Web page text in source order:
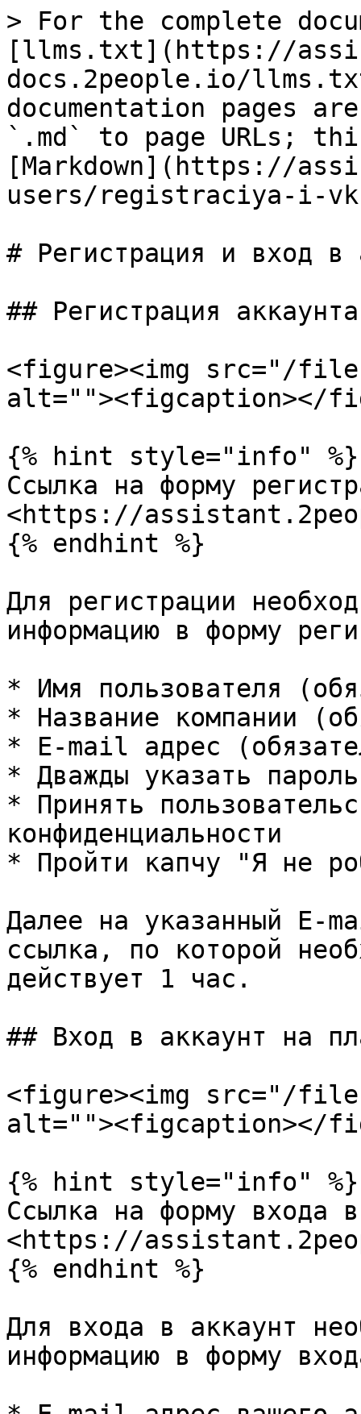
> For the complete
[llms.txt](https://
docs.2people.io/
documentation pages
`.md` to page URLs;
[Markdown](https://
users/registraciya-i-
# Регистрация и вход в
## Регистрация
<figure><img src="/files/
alt=""><figcaption></
{% hint style="info" %}
Ссылка на форму
<https://
{% endhint %}
Для регистрации
информацию в форму
* Имя пользователя
* Название компании
* E-mail адрес
* Дважды указать
* Принять
конфиденциальности
* Пройти капчу "Я не
Далее на указанный E-
ссылка, по которой
действует 1 час.
## Вход в аккаунт на
<figure><img src="/files/
alt=""><figcaption></
{% hint style="info" %}
Ссылка на форму входа
<https://
{% endhint %}
Для входа в аккаунт
информацию в форму